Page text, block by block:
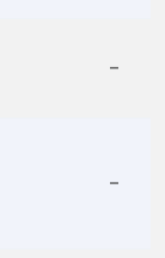
-
-